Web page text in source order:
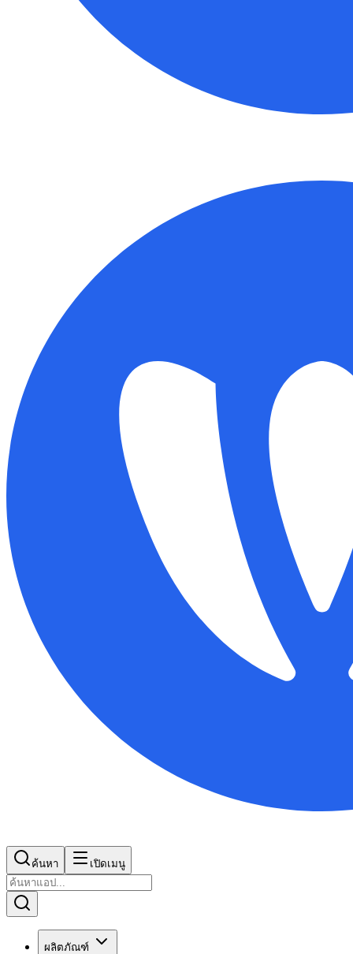
ค้นหา เปิดเมนู
ผลิตภัณฑ์